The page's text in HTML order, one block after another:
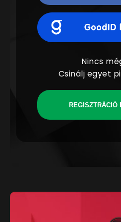
Nincs
Csinálj egyet
REGISZTRÁCIÓ